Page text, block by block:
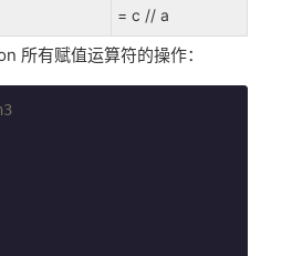
= c // a
所有赋值运算符的操作：